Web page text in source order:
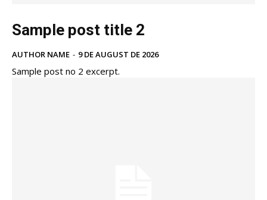
Sample post title 2
AUTHOR NAME - 9 DE AUGUST DE 2026
Sample post no 2 excerpt.